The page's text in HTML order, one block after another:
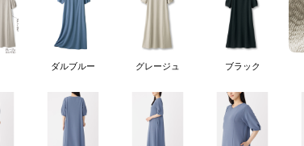
ダルブルー グレージュ ブラック